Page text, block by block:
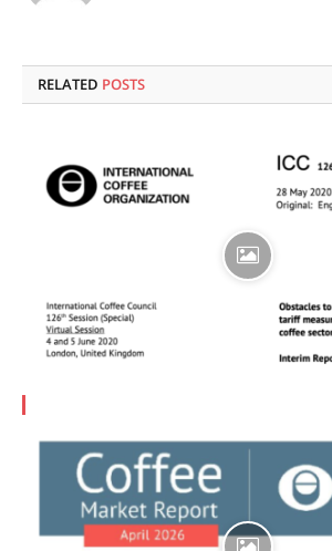
RELATED POSTS